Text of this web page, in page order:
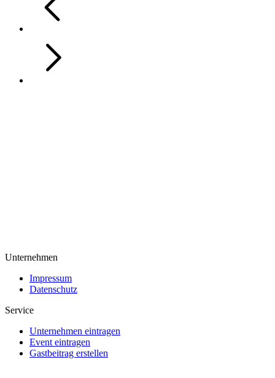
Unternehmen
Impressum
Datenschutz
Service
Unternehmen eintragen
Event eintragen
Gastbeitrag erstellen